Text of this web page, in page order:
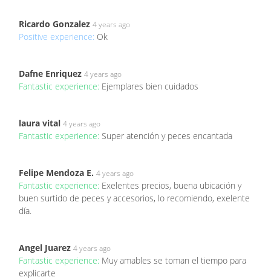
Ricardo Gonzalez 4 years ago
Positive experience: Ok
Dafne Enriquez 4 years ago
Fantastic experience: Ejemplares bien cuidados
laura vital 4 years ago
Fantastic experience: Super atención y peces encantada
Felipe Mendoza E. 4 years ago
Fantastic experience: Exelentes precios, buena ubicación y
buen surtido de peces y accesorios, lo recomiendo, exelente
día.
Angel Juarez 4 years ago
Fantastic experience: Muy amables se toman el tiempo para
explicarte